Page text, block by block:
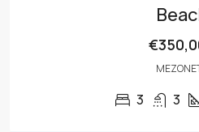
3 3